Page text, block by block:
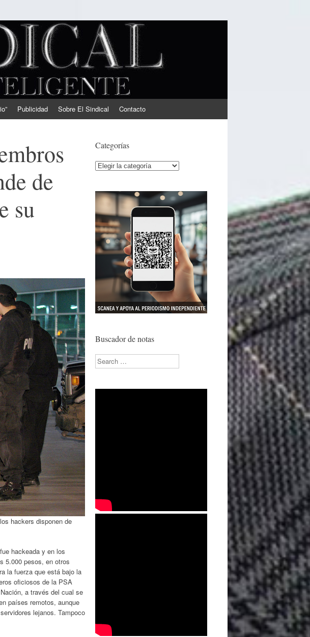
Publicidad Sobre El Sindical Contacto
de
su
hackers disponen de
hackeada y en los
5.000 pesos, en otros
la fuerza que está bajo la
oficiosos de la PSA
a través del cual se
países remotos, aunque
lejanos. Tampoco
Categorías
Categorías
Buscador de notas
Search